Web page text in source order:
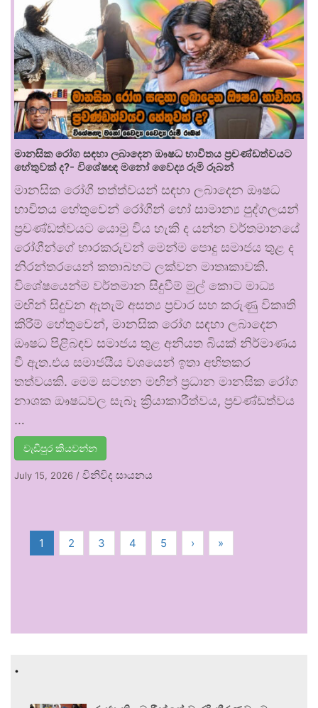
මානසික රෝග සඳහා ලබාදෙන ඖෂධ භාවිතය ප්‍රචණ්ඩත්වයට
හේතුවක් ද?- විශේෂඥ මනෝ වෛද්‍ය රූමි රූබන්
මානසික රෝගී තත්ත්වයන් සඳහා ලබාදෙන ඖෂධ
භාවිතය හේතුවෙන් රෝගීන් හෝ සාමාන්‍ය පුද්ගලයන්
ප්‍රචණ්ඩත්වයට යොමු විය හැකි ද යන්න වර්තමානයේ
රෝගීන්ගේ භාරකරුවන් මෙන්ම පොදු සමාජය තුළ ද
නිරන්තරයෙන් කතාබහට ලක්වන මාතෘකාවකි.
විශේෂයෙන්ම වර්තමාන සිදුවීම් මුල් කොට මාධ්‍ය
මඟින් සිදුවන ඇතැම් අසත්‍ය ප්‍රචාර සහ කරුණු විකෘති
කිරීම් හේතුවෙන්, මානසික රෝග සඳහා ලබාදෙන
ඖෂධ පිළිබඳව සමාජය තුළ අනියත බියක් නිර්මාණය
වී ඇත.එය සමාජයීය වශයෙන් ඉතා අහිතකර
තත්වයකි. මෙම සටහන මඟින් ප්‍රධාන මානසික රෝග
නාශක ඖෂධවල සැබෑ ක්‍රියාකාරීත්වය, ප්‍රචණ්ඩත්වය
…
වැඩිපුර කියවන්න
July 15, 2026 / විනිවිද සායනය
1 2 3 4 5 › »
.